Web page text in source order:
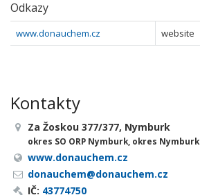
Odkazy
www.donauchem.cz website
Kontakty
Za Žoskou 377/377, Nymburk
okres SO ORP Nymburk, okres Nymburk
www.donauchem.cz
donauchem@donauchem.cz
IČ: 43774750